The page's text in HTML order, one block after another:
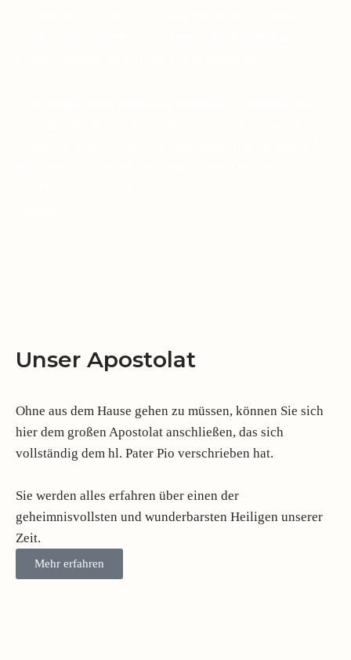
Unser Apostolat
Ohne aus dem Hause gehen zu müssen, können Sie sich
hier dem großen Apostolat anschließen, das sich
vollständig dem hl. Pater Pio verschrieben hat.
Sie werden alles erfahren über einen der
geheimnisvollsten und wunderbarsten Heiligen unserer
Zeit.
Mehr erfahren